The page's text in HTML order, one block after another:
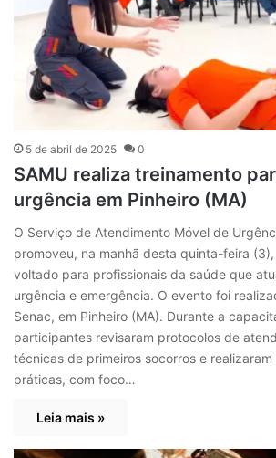
5 de abril de 2025 0
SAMU realiza treinamento
urgência em Pinheiro (MA)
O Serviço de Atendimento Móvel de
promoveu, na manhã desta quinta-feira
voltado para profissionais da saúde que
urgência e emergência. O evento foi
Senac, em Pinheiro (MA). Durante a
participantes revisaram protocolos de
técnicas de primeiros socorros e realizaram
práticas, com foco…
Leia mais »